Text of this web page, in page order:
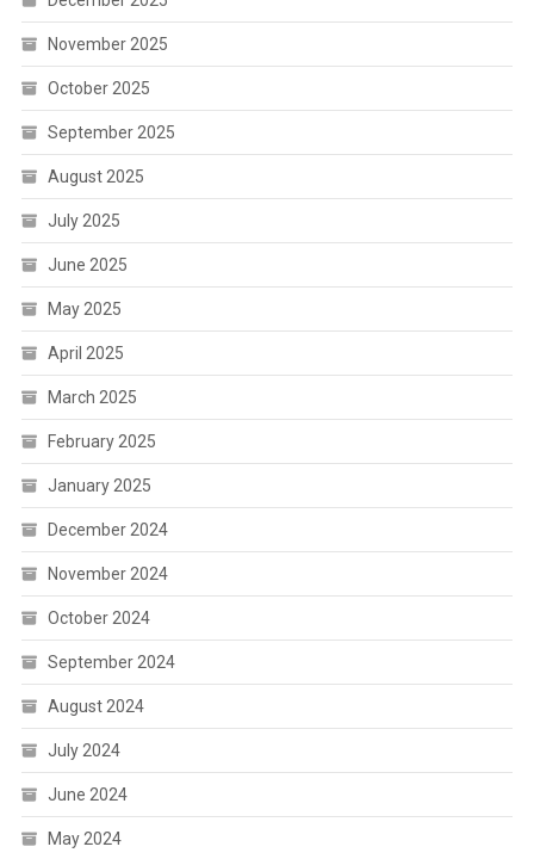
November 2025
October 2025
September 2025
August 2025
July 2025
June 2025
May 2025
April 2025
March 2025
February 2025
January 2025
December 2024
November 2024
October 2024
September 2024
August 2024
July 2024
June 2024
May 2024